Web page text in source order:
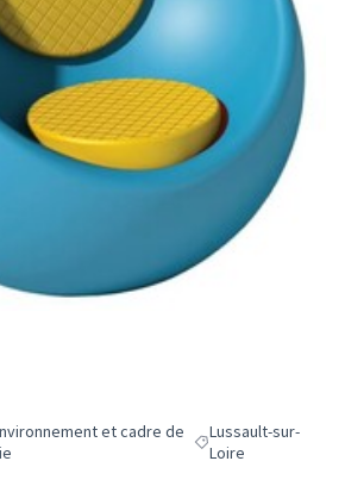
les résultats de la catégorie :
et cadre de
Filtrer les résultats
Lussault-sur-
Loire